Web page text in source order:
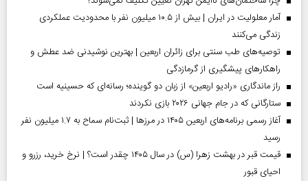
آمار معلولیت در ایران | بیش از ۱۰.۵ میلیون نفر با محدودیت عملکردی
زندگی می‌کنند
توصیه‌های طب سنتی برای زائران اربعین | بهترین نوشیدنی ضد عطش و
راهکارهای پیشگیری از گرمازدگی
راز ماندگاری «رادیو اربعین» از زبان دو گوینده؛ رسانه‌ای که حسینیه است
ستارگانی که در جام جهانی ۲۰۲۶ بازی نکردند
آغاز رسمی برنامه‌های اربعین ۱۴۰۵ در مرز‌ها | ثبت‌نام سماح به ۱.۷ میلیون نفر
رسید
قیمت قبر در بهشت زهرا (س) در سال ۱۴۰۵ چقدر است؟ | نرخ خرید، رزرو و
احیای قبور